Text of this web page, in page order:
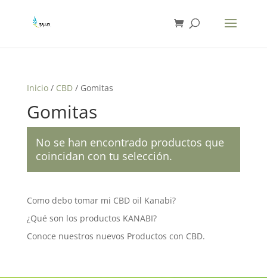
Inicio/ CBD/ Gomitas
Gomitas
No se han encontrado productos que
coincidan con tu selección.
Como debo tomar mi CBD oil Kanabi?
¿Qué son los productos KANABI?
Conoce nuestros nuevos Productos con CBD.